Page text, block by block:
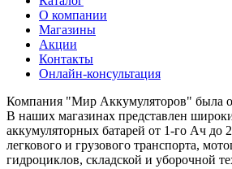
О компании
Магазины
Акции
Контакты
Онлайн-консультация
Компания "Мир Аккумуляторов" была
В наших магазинах представлен
аккумуляторных батарей от 1-го Ач до
легкового и грузового транспорта,
гидроциклов, складской и уборочной